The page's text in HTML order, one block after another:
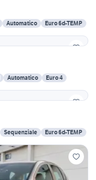
Automatico
Euro 6d-TEMP
Automatico
Euro 4
Sequenziale Euro 6d-TEMP